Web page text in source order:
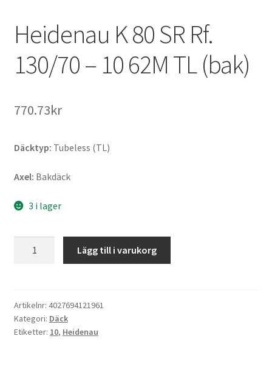
Heidenau K 80 SR Rf.
130/70 – 10 62M TL (bak)
770.73kr
Däcktyp: Tubeless (TL)
Axel: Bakdäck
3 i lager
Rf.
130/70
-
Lägg till i varukorg
Artikelnr: 4027694121961
Kategori: Däck
Etiketter: 10, Heidenau